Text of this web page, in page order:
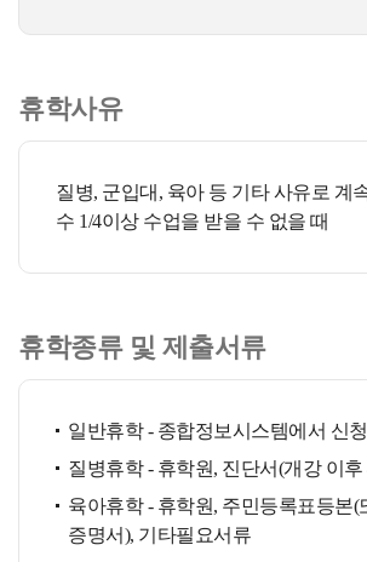
휴학사유
질병, 군입대, 육아 등 기타 사유로 계
수 1/4이상 수업을 받을 수 없을 때
휴학종류 및 제출서류
일반휴학 - 종합정보시스템에서 신청
질병휴학 - 휴학원, 진단서(개강 이후
육아휴학 - 휴학원, 주민등록표등본(
증명서), 기타필요서류